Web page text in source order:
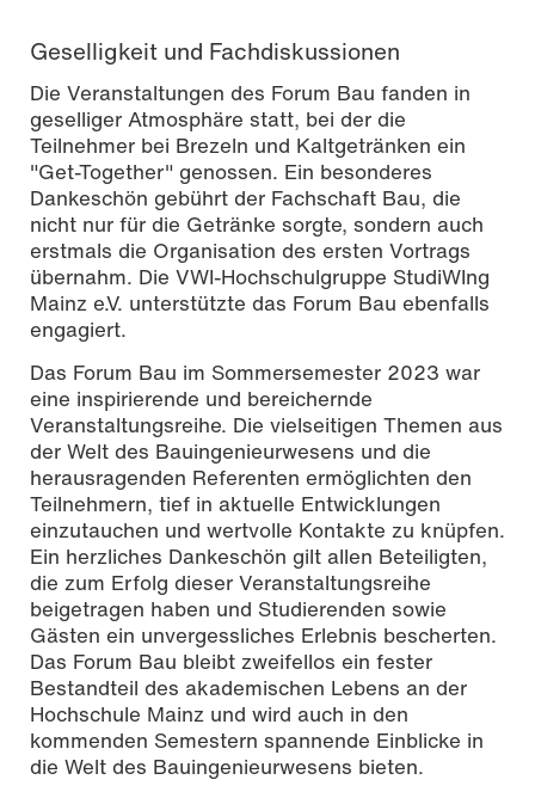
Geselligkeit und Fachdiskussionen
Die Veranstaltungen des Forum Bau fanden in
geselliger Atmosphäre statt, bei der die
Teilnehmer bei Brezeln und Kaltgetränken ein
"Get-Together" genossen. Ein besonderes
Dankeschön gebührt der Fachschaft Bau, die
nicht nur für die Getränke sorgte, sondern auch
erstmals die Organisation des ersten Vortrags
übernahm. Die VWI-Hochschulgruppe StudiWIng
Mainz e.V. unterstützte das Forum Bau ebenfalls
engagiert.
Das Forum Bau im Sommersemester 2023 war
eine inspirierende und bereichernde
Veranstaltungsreihe. Die vielseitigen Themen aus
der Welt des Bauingenieurwesens und die
herausragenden Referenten ermöglichten den
Teilnehmern, tief in aktuelle Entwicklungen
einzutauchen und wertvolle Kontakte zu knüpfen.
Ein herzliches Dankeschön gilt allen Beteiligten,
die zum Erfolg dieser Veranstaltungsreihe
beigetragen haben und Studierenden sowie
Gästen ein unvergessliches Erlebnis bescherten.
Das Forum Bau bleibt zweifellos ein fester
Bestandteil des akademischen Lebens an der
Hochschule Mainz und wird auch in den
kommenden Semestern spannende Einblicke in
die Welt des Bauingenieurwesens bieten.